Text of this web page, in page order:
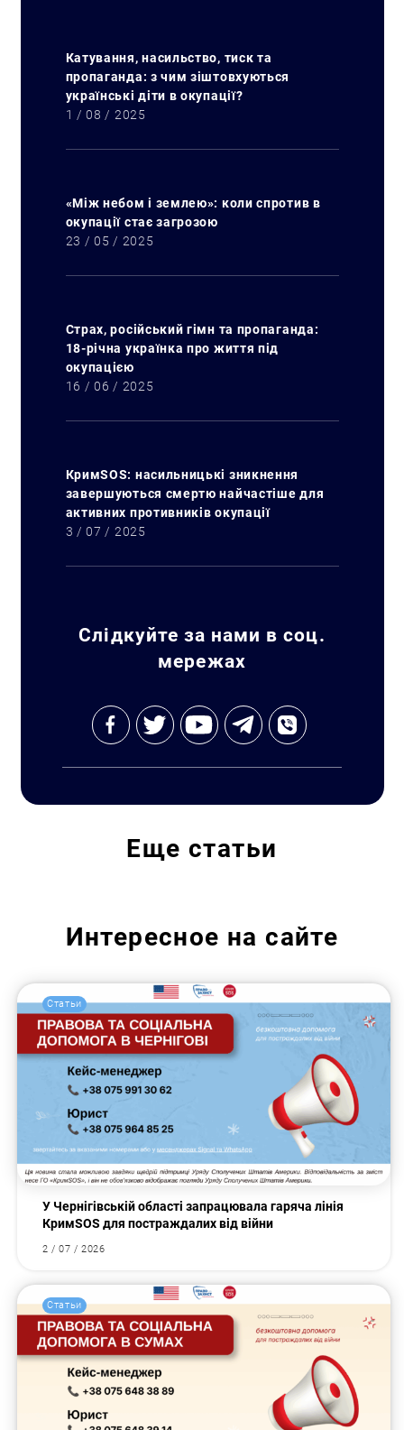
Искать:
Катування, насильство, тиск та
пропаганда: з чим зіштовхуються
українські діти в окупації?
1 / 08 / 2025
«Між небом і землею»: коли спротив в
окупації стає загрозою
23 / 05 / 2025
Страх, російський гімн та пропаганда:
18-річна українка про життя під
окупацією
16 / 06 / 2025
КримSOS: насильницькі зникнення
завершуються смертю найчастіше для
активних противників окупації
3 / 07 / 2025
Слідкуйте за нами в соц.
мережах
Еще статьи
Интересное на сайте
Статьи
У Чернігівській області запрацювала гаряча лінія
КримSOS для постраждалих від війни
2 / 07 / 2026
Статьи